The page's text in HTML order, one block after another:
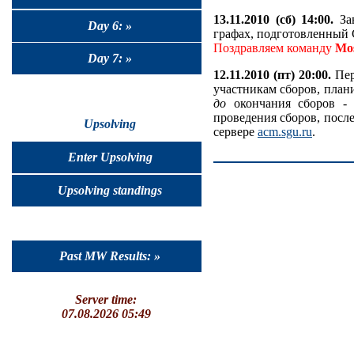
Day 6: »
Day 7: »
Upsolving
Enter Upsolving
Upsolving standings
Past MW Results: »
Server time:
07.08.2026 05:49
13.11.2010 (сб) 14:00.
графах,
Поздравляем команду
12.11.2010 (пт) 20:00.
участникам сборов,
до окончания сборов -
проведения сборов,
сервере acm.sgu.ru.